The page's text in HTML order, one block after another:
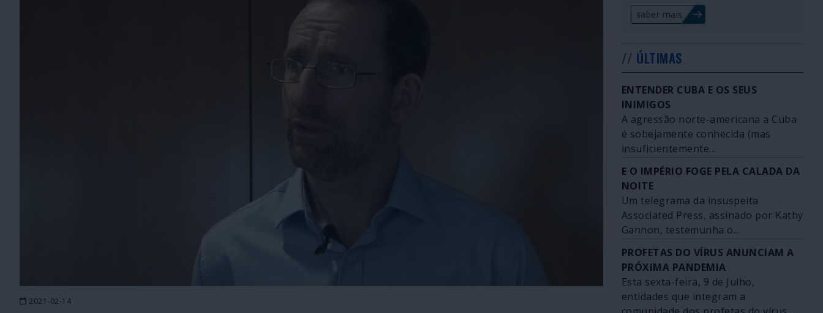
2021-02-14
saber mais
// ÚLTIMAS
ENTENDER CUBA E OS SEUS
INIMIGOS
A agressão norte-americana a Cuba
é sobejamente conhecida (mas
insuficientemente...
E O IMPÉRIO FOGE PELA CALADA DA
NOITE
Um telegrama da insuspeita
Associated Press, assinado por Kathy
Gannon, testemunha o...
PROFETAS DO VÍRUS ANUNCIAM A
PRÓXIMA PANDEMIA
Esta sexta-feira, 9 de Julho,
entidades que integram a